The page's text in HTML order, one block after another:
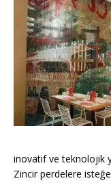
inovatif ve teknolojik
Zincir perdelere